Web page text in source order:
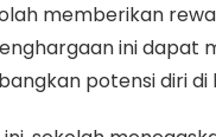
memberikan
ini dapat
potensi diri di